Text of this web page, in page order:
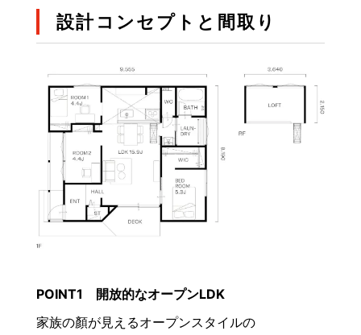
設計コンセプトと間取り
POINT1 開放的なオープンLDK
家族の顏が見えるオープンスタイルの